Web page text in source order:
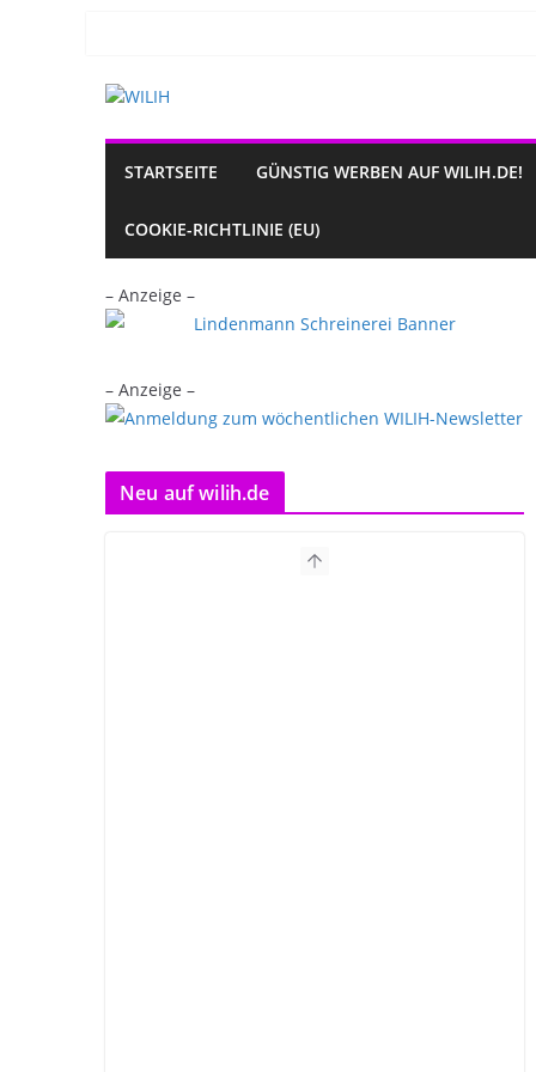
STARTSEITE GÜNSTIG WERBEN AUF WILIH.DE!
COOKIE-RICHTLINIE (EU)
– Anzeige –
– Anzeige –
Neu auf wilih.de